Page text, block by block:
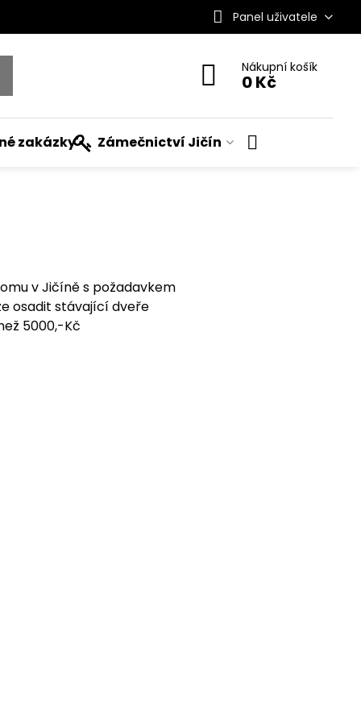
Panel uživatele
Nákupní košík
0 Kč
zakázky Zámečnictví Jičín
v Jičíně s požadavkem
osadit stávající dveře
5000,-Kč